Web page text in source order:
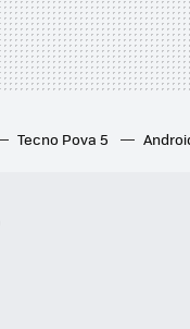
Tecno Pova 5